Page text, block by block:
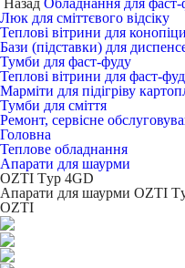
Назад Обладнання для фаст-
Люк для сміттєвого відсіку
Теплові вітрини для конопіци
Бази (підставки) для
Тумби для фаст-фуду
Теплові вітрини для фаст-
Марміти для підігріву
Тумби для сміття
Ремонт, сервісне
Головна
Теплове обладнання
Апарати для шаурми
OZTI Тyp 4GD
Апарати для шаурми OZTI
OZTI